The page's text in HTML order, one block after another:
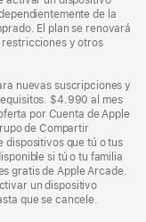
de la
El plan se renovará
restricciones y otros
nuevas suscripciones y
$4.990 al mes
por Cuenta de Apple
de Compartir
dispositivos que tú o tus
si tú o tu familia
gratis de Apple Arcade.
un dispositivo
que se cancele.